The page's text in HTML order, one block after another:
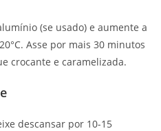
(se usado) e aumente a
Asse por mais 30 minutos
crocante e caramelizada.
descansar por 10-15